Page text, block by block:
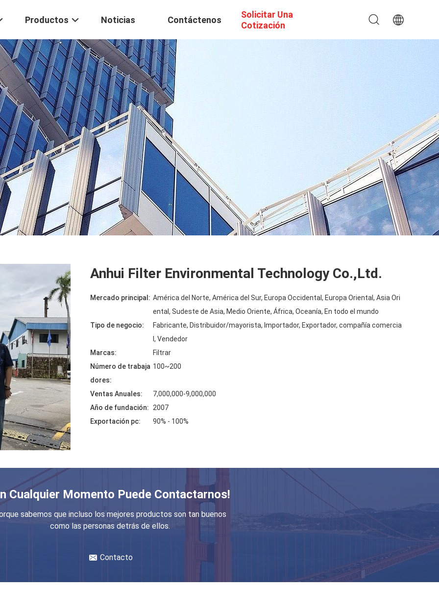
Productos Noticias Contáctenos
Solicitar Una
Cotización
Anhui Filter Environmental Technology Co.,Ltd.
Mercado principal: América del Norte, América del Sur, Europa Occidental, Europa Oriental, Asia Ori
ental, Sudeste de Asia, Medio Oriente, África, Oceanía, En todo el mundo
Tipo de negocio:
Fabricante, Distribuidor/mayorista, Importador, Exportador, compañía comercia
l, Vendedor
Marcas:
Filtrar
Número de trabaja
dores:
100~200
Ventas Anuales:
7,000,000-9,000,000
Año de fundación:
2007
Exportación pc:
90% - 100%
Cualquier Momento Puede Contactarnos!
sabemos que incluso los mejores productos son tan buenos
como las personas detrás de ellos.
Contacto